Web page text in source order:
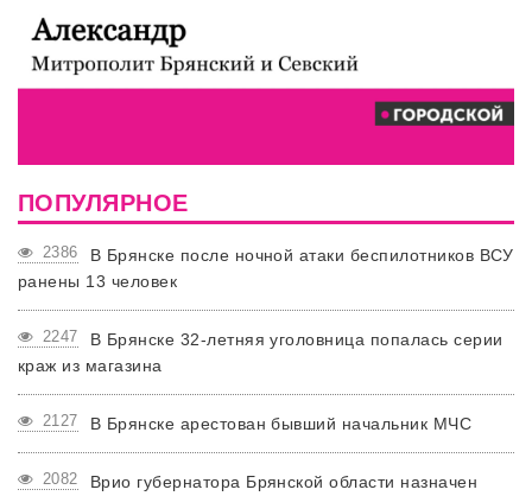
ПОПУЛЯРНОЕ
2386
В Брянске после ночной атаки беспилотников ВСУ
ранены 13 человек
2247
В Брянске 32-летняя уголовница попалась серии
краж из магазина
2127 В Брянске арестован бывший начальник МЧС
2082
Врио губернатора Брянской области назначен